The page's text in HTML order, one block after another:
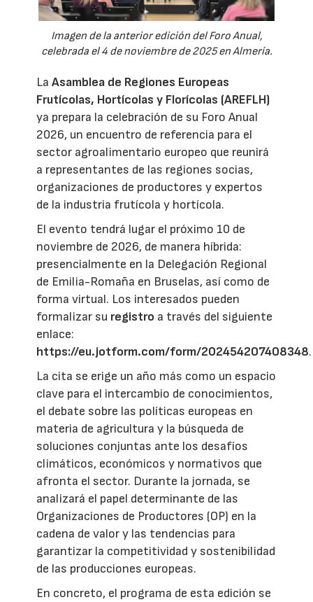
Imagen de la anterior edición del Foro Anual,
celebrada el 4 de noviembre de 2025 en Almería.
LaAsamblea de Regiones Europeas
Frutícolas, Hortícolas y Florícolas (AREFLH)
ya prepara la celebración de su Foro Anual
2026, un encuentro de referencia para el
sector agroalimentario europeo que reunirá
a representantes de las regiones socias,
organizaciones de productores y expertos
de la industria frutícola y hortícola.
El evento tendrá lugar el próximo 10 de
noviembre de 2026, de manera híbrida:
presencialmente en la Delegación Regional
de Emilia-Romaña en Bruselas, así como de
forma virtual. Los interesados pueden
formalizar su registro a través del siguiente
enlace:
https://eu.jotform.com/form/202454207408348.
La cita se erige un año más como un espacio
clave para el intercambio de conocimientos,
el debate sobre las políticas europeas en
materia de agricultura y la búsqueda de
soluciones conjuntas ante los desafíos
climáticos, económicos y normativos que
afronta el sector. Durante la jornada, se
analizará el papel determinante de las
Organizaciones de Productores (OP) en la
cadena de valor y las tendencias para
garantizar la competitividad y sostenibilidad
de las producciones europeas.
En concreto, el programa de esta edición se